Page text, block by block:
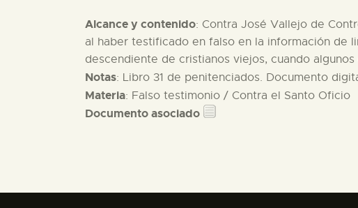
Alcance y contenido: Contra José Vallejo de
al haber testificado en falso en la información de
descendiente de cristianos viejos, cuando
Notas: Libro 31 de penitenciados. Documento
Materia: Falso testimonio / Contra el Santo Oficio
Documento asociado